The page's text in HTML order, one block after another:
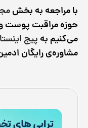
با مراجعه به بخش
حوزه مراقبت پوست
می‌کنیم به پیج
مشاوره‌ی رایگان